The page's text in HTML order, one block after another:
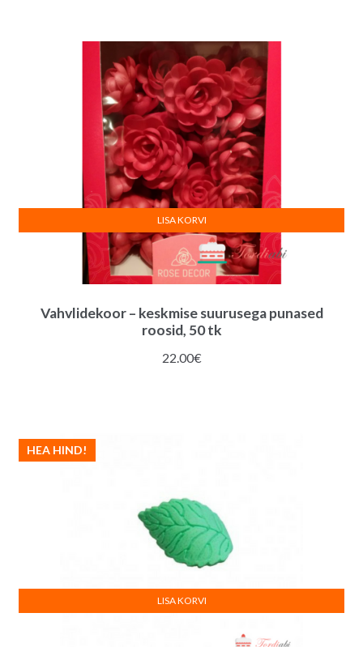
Vahvlidekoor – keskmise suurusega punased
roosid, 50 tk
22.00€
LISA KORVI
HEA HIND!
LISA KORVI